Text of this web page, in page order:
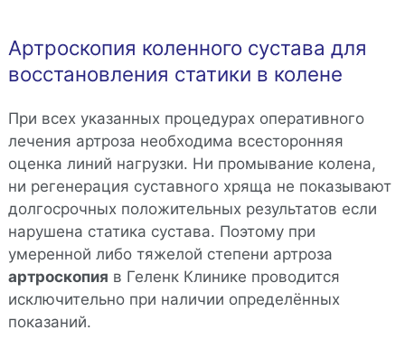
Артроскопия коленного сустава для
восстановления статики в колене
При всех указанных процедурах оперативного
лечения артроза необходима всесторонняя
оценка линий нагрузки. Ни промывание колена,
ни регенерация суставного хряща не показывают
долгосрочных положительных результатов если
нарушена статика сустава. Поэтому при
умеренной либо тяжелой степени артроза
артроскопия в Геленк Клинике проводится
исключительно при наличии определённых
показаний.